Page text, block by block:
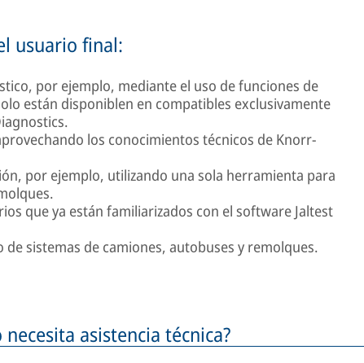
usuario final:
por ejemplo, mediante el uso de funciones de
están disponiblen en compatibles exclusivamente
los conocimientos técnicos de Knorr-
por ejemplo, utilizando una sola herramienta para
que ya están familiarizados con el software Jaltest
sistemas de camiones, autobuses y remolques.
asistencia técnica?